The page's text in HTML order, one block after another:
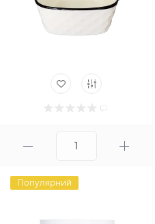
Популярний